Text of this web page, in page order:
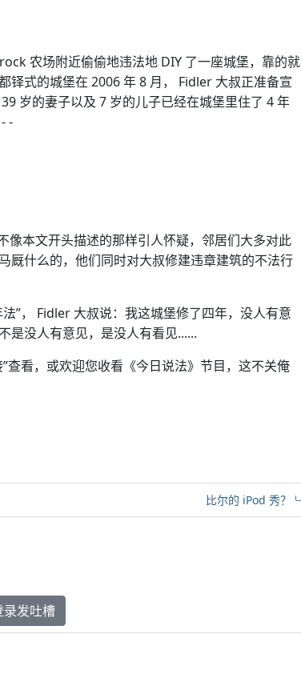
农场附近偷偷地违法地 DIY 了一座城堡，靠的就
铎式的城堡在 2006 年 8 月， Fidler 大叔正准备宣
岁的妻子以及 7 岁的儿子已经在城堡里住了 4 年
-
本文开头描述的那样引人怀疑，邻居们大多对此
厩什么的，他们同时对大叔修建违章建筑的不法行
”， Fidler 大叔说：我这城堡修了四年，没人有意
是没人有意见，是没人有看见......
查看，或欢迎您收看《今日说法》节目，这不关俺
比尔的 iPod 秀？
录发吐槽